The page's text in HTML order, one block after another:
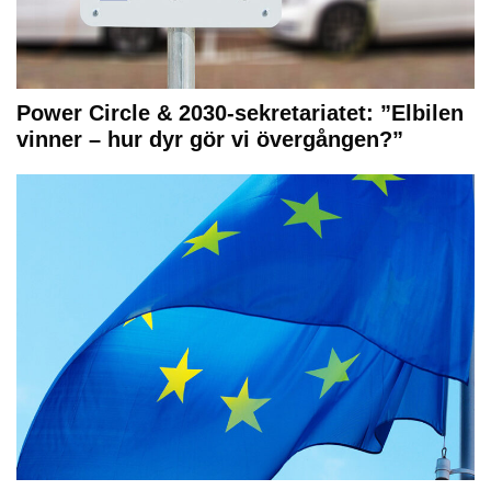
Power Circle & 2030-sekretariatet: ”Elbilen
vinner – hur dyr gör vi övergången?”